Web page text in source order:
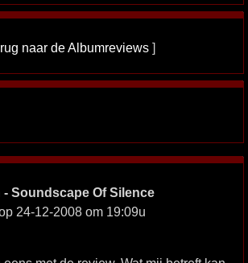
naar de Albumreviews ]
- Soundscape Of Silence
24-12-2008 om 19:09u